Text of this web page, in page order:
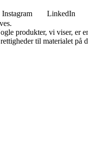
Instagram LinkedIn
produkter, vi viser, er
til materialet på